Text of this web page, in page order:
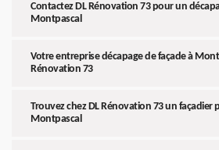
Contactez DL Rénovation 73 pour un
Montpascal
Votre entreprise décapage de façade à
Rénovation 73
Trouvez chez DL Rénovation 73 un façadier
Montpascal